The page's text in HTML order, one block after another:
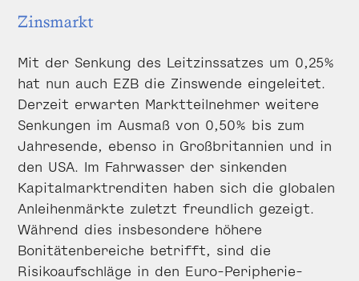
Zinsmarkt
Mit der Senkung des Leitzinssatzes um 0,25%
hat nun auch EZB die Zinswende eingeleitet.
Derzeit erwarten Marktteilnehmer weitere
Senkungen im Ausmaß von 0,50% bis zum
Jahresende, ebenso in Großbritannien und in
den USA. Im Fahrwasser der sinkenden
Kapitalmarktrenditen haben sich die globalen
Anleihenmärkte zuletzt freundlich gezeigt.
Während dies insbesondere höhere
Bonitätenbereiche betrifft, sind die
Risikoaufschläge in den Euro-Peripherie-